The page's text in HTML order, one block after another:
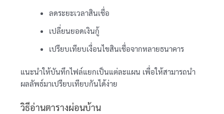
ลดระยะเวลาสินเชื่อ
เปลี่ยนยอดเงินกู้
เปรียบเทียบเงื่อนไขสินเชื่อจากหลายธนาคาร
แนะนำให้บันทึกไฟล์แยกเป็นแต่ละแผน เพื่อให้สามารถนำ
ผลลัพธ์มาเปรียบเทียบกันได้ง่าย
วิธีอ่านตารางผ่อนบ้าน